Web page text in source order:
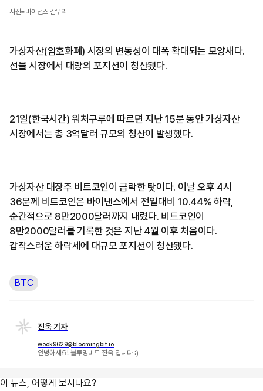
사진=바이낸스 갈무리
가상자산(암호화폐) 시장의 변동성이 대폭 확대되는 모양새다.
선물 시장에서 대량의 포지션이 청산됐다.
21일(한국시간) 워처구루에 따르면 지난 15분 동안 가상자산
시장에서는 총 3억달러 규모의 청산이 발생했다.
가상자산 대장주 비트코인이 급락한 탓이다. 이날 오후 4시
36분께 비트코인은 바이낸스에서 전일대비 10.44% 하락,
순간적으로 8만2000달러까지 내렸다. 비트코인이
8만2000달러를 기록한 것은 지난 4월 이후 처음이다.
갑작스러운 하락세에 대규모 포지션이 청산됐다.
BTC
진욱 기자
wook9629@bloomingbit.io
안녕하세요! 블루밍비트 진욱 입니다 :)
이 뉴스, 어떻게 보시나요?